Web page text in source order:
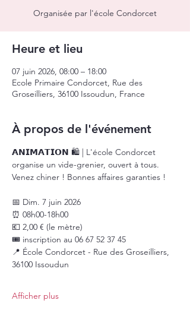
Organisée par l'école Condorcet
Heure et lieu
07 juin 2026, 08:00 – 18:00
Ecole Primaire Condorcet, Rue des
Groseilliers, 36100 Issoudun, France
À propos de l'événement
𝗔𝗡𝗜𝗠𝗔𝗧𝗜𝗢𝗡 🛍️ | L'école Condorcet
organise un vide-grenier, ouvert à tous.
Venez chiner ! Bonnes affaires garanties !
📅 Dim. 7 juin 2026
⏰ 08h00-18h00
💶 2,00 € (le mètre)
🎟️ inscription au 06 67 52 37 45
📍 École Condorcet - Rue des Groseilliers,
36100 Issoudun
Afficher plus